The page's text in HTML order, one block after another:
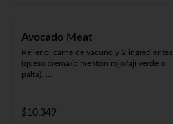
Avocado Meat
Relleno: carne de vacuno y 2 ingredientes
(queso crema/pimentón rojo/ají verde o
palta).
$10.349